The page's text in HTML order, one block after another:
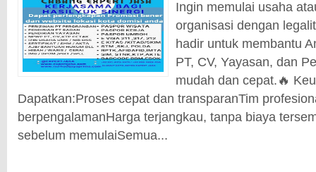
Ingin memulai usaha
organisasi dengan
hadir untuk membantu
PT, CV, Yayasan, dan
mudah dan cepat.🔥
Dapatkan:Proses cepat dan transparanTim
berpengalamanHarga terjangkau, tanpa biaya
sebelum memulaiSemua...